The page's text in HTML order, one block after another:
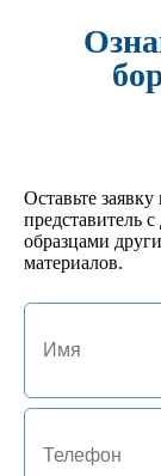
№ 7 Подставка
арт. JA-01127-GL
№4 Подставка
702 руб.
арт. JA-01125-HM
522 руб.
Оставьте
представитель
образцами
материалов.